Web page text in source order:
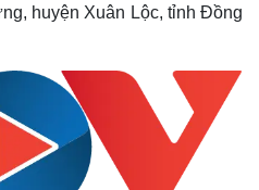
huyện Xuân Lộc, tỉnh Đồng